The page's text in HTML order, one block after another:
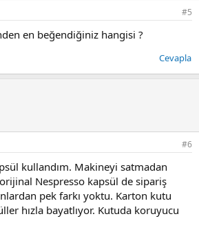
#5
en beğendiğiniz hangisi ?
Cevapla
#6
kullandım. Makineyi satmadan
Nespresso kapsül de sipariş
pek farkı yoktu. Karton kutu
hızla bayatlıyor. Kutuda koruyucu